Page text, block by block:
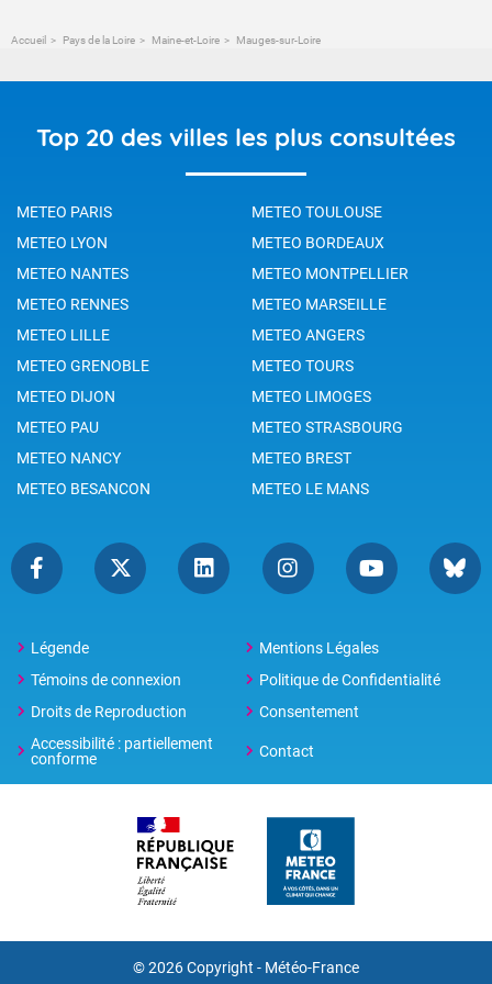
Accueil Pays de la Loire Maine-et-Loire Mauges-sur-Loire
Top 20 des villes les plus consultées
METEO PARIS
METEO TOULOUSE
METEO LYON
METEO BORDEAUX
METEO NANTES
METEO MONTPELLIER
METEO RENNES
METEO MARSEILLE
METEO LILLE
METEO ANGERS
METEO GRENOBLE
METEO TOURS
METEO DIJON
METEO LIMOGES
METEO PAU
METEO STRASBOURG
METEO NANCY
METEO BREST
METEO BESANCON
METEO LE MANS
Légende
Mentions Légales
Témoins de connexion
Politique de Confidentialité
Droits de Reproduction
Consentement
Accessibilité : partiellement
conforme
Contact
© 2026 Copyright - Météo-France